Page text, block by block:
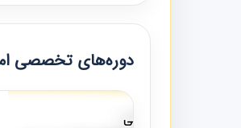
دوره‌های تخصصی